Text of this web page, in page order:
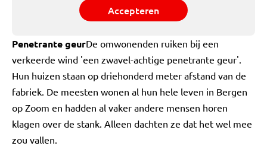
Accepteren
Penetrante geurDe omwonenden ruiken bij een
verkeerde wind 'een zwavel-achtige penetrante geur'.
Hun huizen staan op driehonderd meter afstand van de
fabriek. De meesten wonen al hun hele leven in Bergen
op Zoom en hadden al vaker andere mensen horen
klagen over de stank. Alleen dachten ze dat het wel mee
zou vallen.